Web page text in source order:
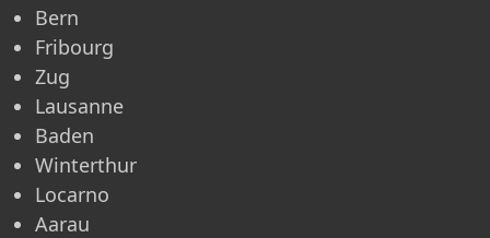
Bern
Fribourg
Zug
Lausanne
Baden
Winterthur
Locarno
Aarau